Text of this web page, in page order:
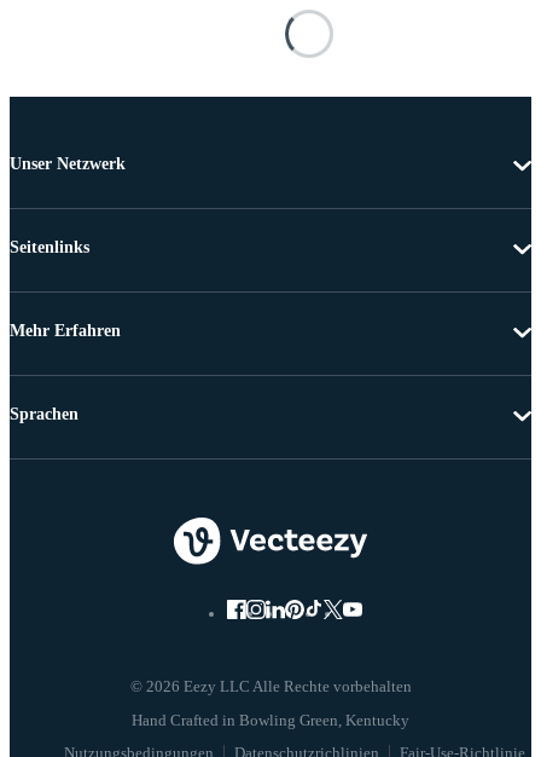
Unser Netzwerk
Seitenlinks
Mehr Erfahren
© 2026 Eezy LLC Alle Rechte vorbehalten
Nutzungsbedingungen Datenschutzrichlinien Fair-Use-Richtlinie
Sprachen